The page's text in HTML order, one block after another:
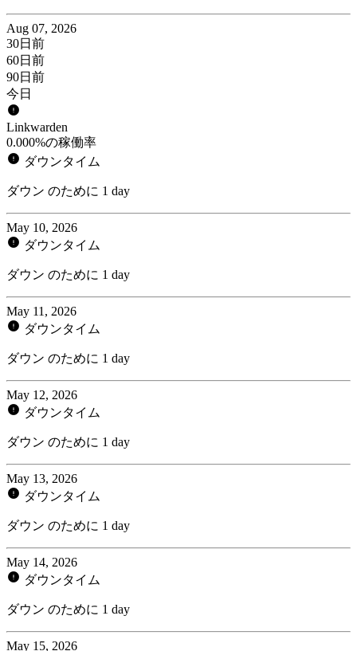
Aug 07, 2026
30日前
60日前
90日前
今日
Linkwarden
0.000%の稼働率
ダウンタイム
ダウン のために 1 day
May 10, 2026
ダウンタイム
ダウン のために 1 day
May 11, 2026
ダウンタイム
ダウン のために 1 day
May 12, 2026
ダウンタイム
ダウン のために 1 day
May 13, 2026
ダウンタイム
ダウン のために 1 day
May 14, 2026
ダウンタイム
ダウン のために 1 day
May 15, 2026